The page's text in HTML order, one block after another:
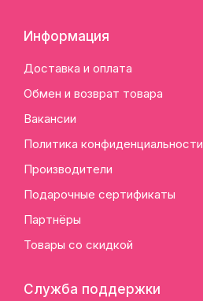
Информация
Доставка и оплата
Обмен и возврат товара
Вакансии
Политика конфиденциальности
Производители
Подарочные сертификаты
Партнёры
Товары со скидкой
Служба поддержки